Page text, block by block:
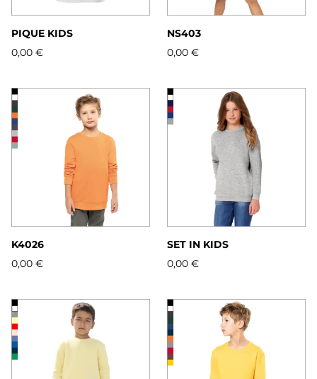
PIQUE KIDS
0,00 €
NS403
0,00 €
K4026
0,00 €
SET IN KIDS
0,00 €